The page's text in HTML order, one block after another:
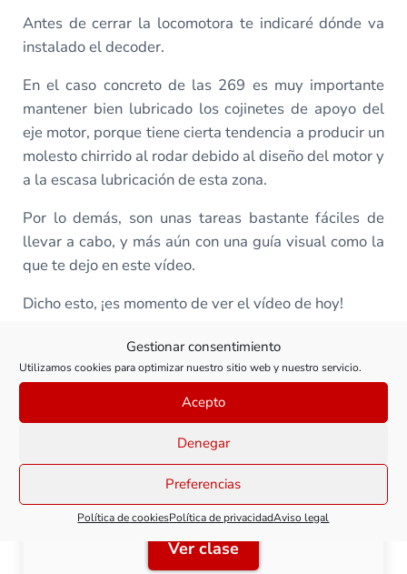
Gestionar consentimiento
Utilizamos cookies para optimizar nuestro sitio web y nuestro servicio.
Acepto
Denegar
Preferencias
Política de cookiesPolítica de privacidadAviso legal
Antes de cerrar la locomotora te indicaré dónde va
instalado el decoder.
En el caso concreto de las 269 es muy importante
mantener bien lubricado los cojinetes de apoyo del
eje motor, porque tiene cierta tendencia a producir un
molesto chirrido al rodar debido al diseño del motor y
a la escasa lubricación de esta zona.
Por lo demás, son unas tareas bastante fáciles de
llevar a cabo, y más aún con una guía visual como la
que te dejo en este vídeo.
Dicho esto, ¡es momento de ver el vídeo de hoy!
Todas las clases de este curso
RENFE 269: Mantenimiento y
digitalización
Ver claseRENFE 269: